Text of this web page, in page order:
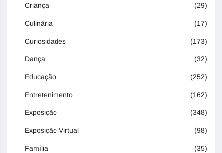
Criança (29)
Culinária (17)
Curiosidades (173)
Dança (32)
Educação (252)
Entretenimento (162)
Exposição (348)
Exposição Virtual (98)
Família (35)